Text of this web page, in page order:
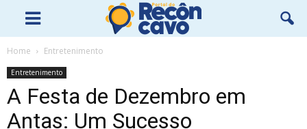
Home Entretenimento
Entretenimento
A Festa de Dezembro em
Antas: Um Sucesso